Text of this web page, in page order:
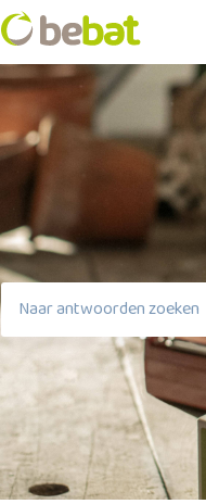
Er zijn geen suggesties